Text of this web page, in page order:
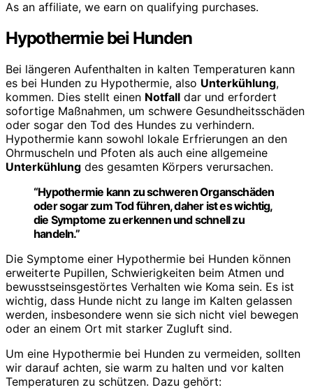
As an affiliate, we earn on qualifying purchases.
Hypothermie bei Hunden
Bei längeren Aufenthalten in kalten Temperaturen kann
es bei Hunden zu Hypothermie, also Unterkühlung,
kommen. Dies stellt einen Notfall dar und erfordert
sofortige Maßnahmen, um schwere Gesundheitsschäden
oder sogar den Tod des Hundes zu verhindern.
Hypothermie kann sowohl lokale Erfrierungen an den
Ohrmuscheln und Pfoten als auch eine allgemeine
Unterkühlung des gesamten Körpers verursachen.
“Hypothermie kann zu schweren Organschäden
oder sogar zum Tod führen, daher ist es wichtig,
die Symptome zu erkennen und schnell zu
handeln.”
Die Symptome einer Hypothermie bei Hunden können
erweiterte Pupillen, Schwierigkeiten beim Atmen und
bewusstseinsgestörtes Verhalten wie Koma sein. Es ist
wichtig, dass Hunde nicht zu lange im Kalten gelassen
werden, insbesondere wenn sie sich nicht viel bewegen
oder an einem Ort mit starker Zugluft sind.
Um eine Hypothermie bei Hunden zu vermeiden, sollten
wir darauf achten, sie warm zu halten und vor kalten
Temperaturen zu schützen. Dazu gehört: